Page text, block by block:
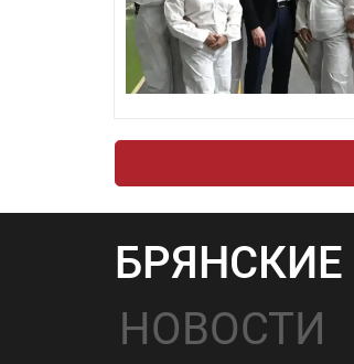
БРЯНСКИЕ
НОВОСТИ